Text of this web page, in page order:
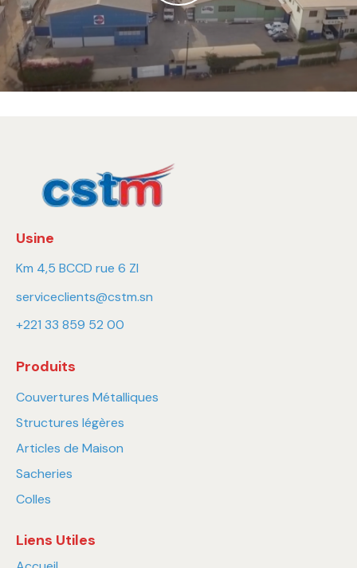
Usine
Km 4,5 BCCD rue 6 ZI
serviceclients@cstm.sn
+221 33 859 52 00
Produits
Couvertures Métalliques
Structures légères
Articles de Maison
Sacheries
Colles
Liens Utiles